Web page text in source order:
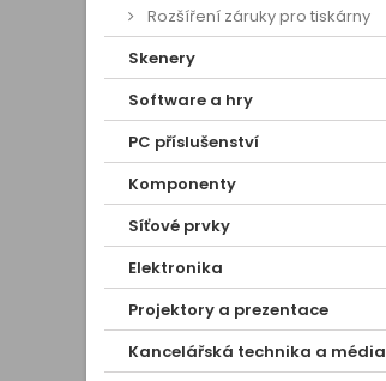
Rozšíření záruky pro tiskárny
Skenery
Software a hry
PC příslušenství
Komponenty
Síťové prvky
Elektronika
Projektory a prezentace
Kancelářská technika a média